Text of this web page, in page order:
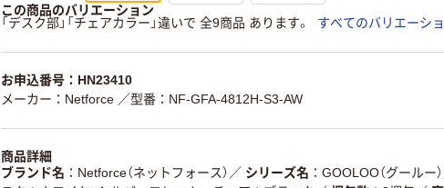
この商品のバリエーション
「デスク部」「チェアカラー」違いで 全9商品 あります。
すべてのバリエーシ
お申込番号：HN23410
メーカー：Netforce ／型番：NF-GFA-4812H-S3-AW
商品詳細
ブランド名
Netforce（ネットフォース） ／ シリーズ名 GOOLOO（グールー）